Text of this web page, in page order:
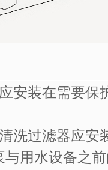
安装在需要
洗过滤器应
用水设备之